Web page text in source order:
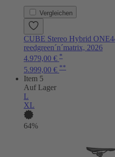
Vergleichen
CUBE Stereo Hybrid
reedgreen´n´matrix, 2026
4.979,00 € *
5.999,00 € **
Item 5
Auf Lager
L
XL
64%